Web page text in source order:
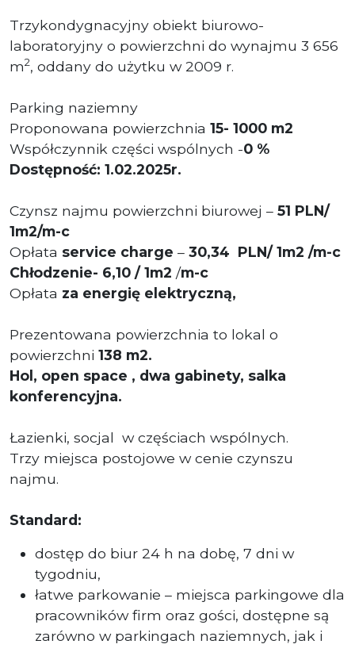
Trzykondygnacyjny obiekt biurowo-
laboratoryjny o powierzchni do wynajmu 3 656
m2, oddany do użytku w 2009 r.
Parking naziemny
Proponowana powierzchnia 15- 1000 m2
Współczynnik części wspólnych -0 %
Dostępność: 1.02.2025r.
Czynsz najmu powierzchni biurowej – 51 PLN/
1m2/m-c
Opłata service charge – 30,34 PLN/ 1m2 /m-c
Chłodzenie- 6,10 / 1m2 /m-c
Opłata za energię elektryczną,
Prezentowana powierzchnia to lokal o
powierzchni 138 m2.
Hol, open space , dwa gabinety, salka
konferencyjna.
Łazienki, socjal w częściach wspólnych.
Trzy miejsca postojowe w cenie czynszu
najmu.
Standard:
dostęp do biur 24 h na dobę, 7 dni w
tygodniu,
łatwe parkowanie – miejsca parkingowe dla
pracowników firm oraz gości, dostępne są
zarówno w parkingach naziemnych, jak i